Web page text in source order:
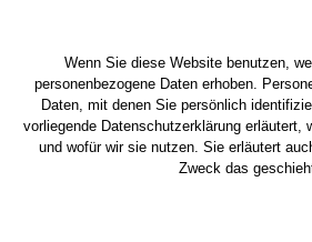
Wenn Sie diese Website benutzen,
personenbezogene Daten erhoben.
Daten, mit denen Sie persönlich
vorliegende Datenschutzerklärung erläutert,
und wofür wir sie nutzen. Sie erläutert
Zweck das